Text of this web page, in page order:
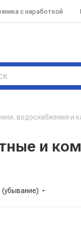
с наработкой
водоснабжения и
и